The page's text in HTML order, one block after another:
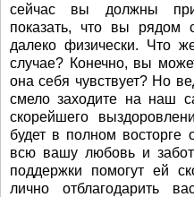
сейчас вы должны
показать, что вы рядом
далеко физически. Что
случае? Конечно, вы
она себя чувствует? Но
смело заходите на наш
скорейшего
будет в полном восторге
всю вашу любовь и
поддержки помогут ей
лично отблагодарить